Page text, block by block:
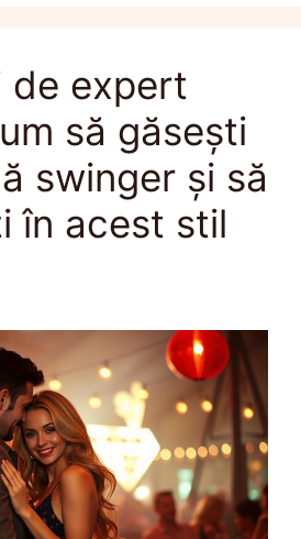
de expert
să găsești
swinger și să
în acest stil